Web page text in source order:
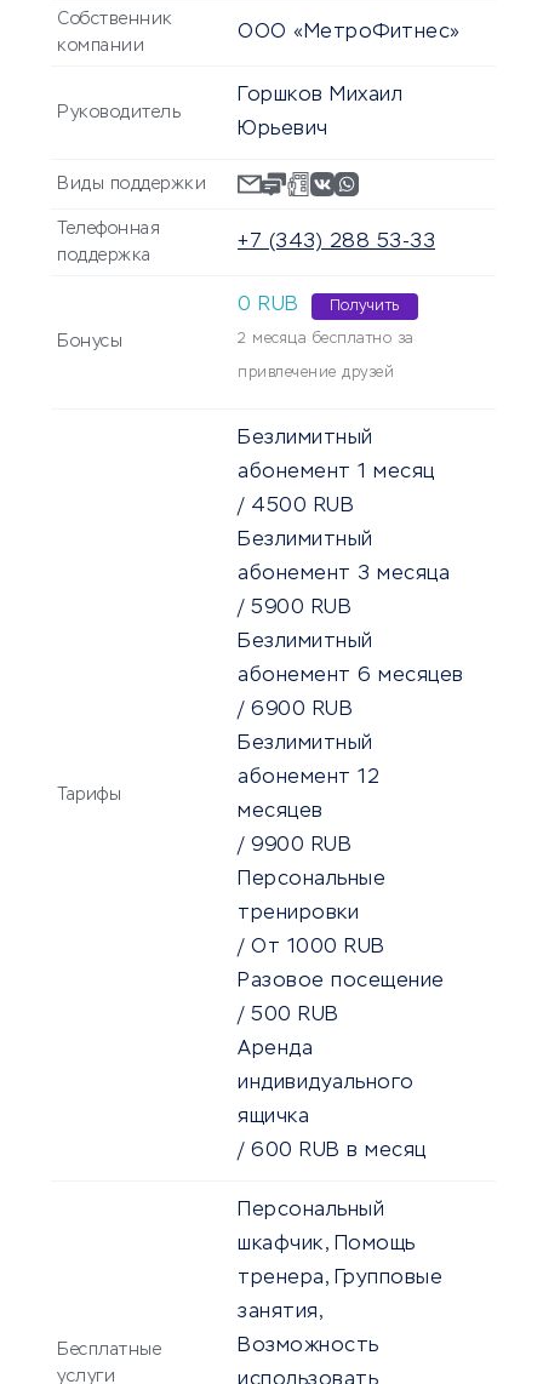
Собственник
компании
ООО «МетроФитнес»
Руководитель
Горшков Михаил
Юрьевич
Виды поддержки
Телефонная
поддержка
+7 (343) 288 53-33
Бонусы
0 RUB Получить
2 месяца бесплатно за
привлечение друзей
Тарифы
Безлимитный
абонемент 1 месяц
/ 4500 RUB
Безлимитный
абонемент 3 месяца
/ 5900 RUB
Безлимитный
абонемент 6 месяцев
/ 6900 RUB
Безлимитный
абонемент 12
месяцев
/ 9900 RUB
Персональные
тренировки
/ От 1000 RUB
Разовое посещение
/ 500 RUB
Аренда
индивидуального
ящичка
/ 600 RUB в месяц
Бесплатные
услуги
Персональный
шкафчик, Помощь
тренера, Групповые
занятия,
Возможность